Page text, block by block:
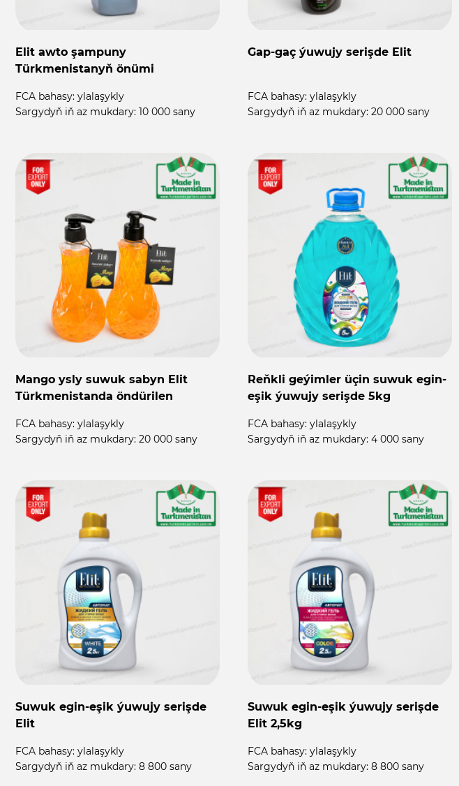
Elit awto şampuny
Türkmenistanyň önümi
FCA bahasy: ylalaşykly
Sargydyň iň az mukdary: 10 000 sany
Gap-gaç ýuwujy serişde Elit
FCA bahasy: ylalaşykly
Sargydyň iň az mukdary: 20 000 sany
Mango ysly suwuk sabyn Elit
Türkmenistanda öndürilen
FCA bahasy: ylalaşykly
Sargydyň iň az mukdary: 20 000 sany
Reňkli geýimler üçin suwuk egin-
eşik ýuwujy serişde 5kg
FCA bahasy: ylalaşykly
Sargydyň iň az mukdary: 4 000 sany
Suwuk egin-eşik ýuwujy serişde
Elit
FCA bahasy: ylalaşykly
Sargydyň iň az mukdary: 8 800 sany
Suwuk egin-eşik ýuwujy serişde
Elit 2,5kg
FCA bahasy: ylalaşykly
Sargydyň iň az mukdary: 8 800 sany